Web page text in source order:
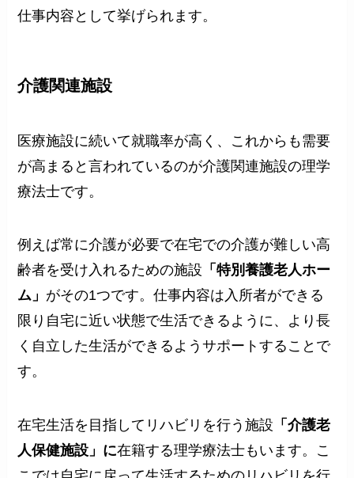
仕事内容として挙げられます。
介護関連施設
医療施設に続いて就職率が高く、これからも需要
が高まると言われているのが介護関連施設の理学
療法士です。
例えば常に介護が必要で在宅での介護が難しい高
齢者を受け入れるための施設 「特別養護老人ホー
ム」 がその1つです。仕事内容は入所者ができる
限り自宅に近い状態で生活できるように、より長
く自立した生活ができるようサポートすることで
す。
在宅生活を目指してリハビリを行う施設 「介護老
人保健施設」に在籍する理学療法士もいます。こ